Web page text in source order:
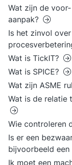
Wat zijn de
aanpak?
Is het zinvol
Wat is TickIT?
Wat is SPICE?
Wat zijn ASME
Wat is de relatie
Wie controleren
Is er een
bijvoorbeeld
Ik moet een